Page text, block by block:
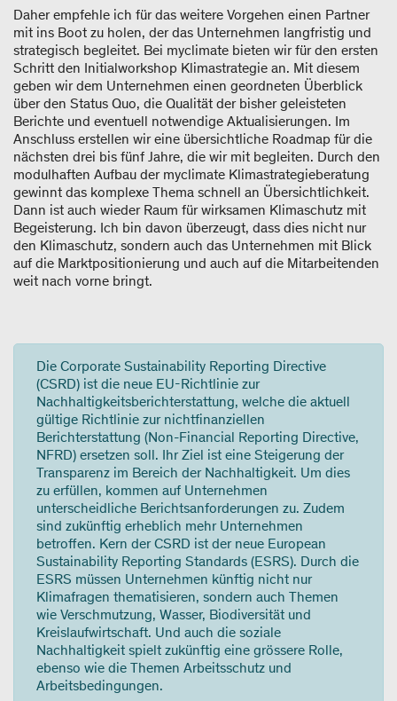
Daher empfehle ich für das weitere Vorgehen einen Partner
mit ins Boot zu holen, der das Unternehmen langfristig und
strategisch begleitet. Bei myclimate bieten wir für den ersten
Schritt den Initialworkshop Klimastrategie an. Mit diesem
geben wir dem Unternehmen einen geordneten Überblick
über den Status Quo, die Qualität der bisher geleisteten
Berichte und eventuell notwendige Aktualisierungen. Im
Anschluss erstellen wir eine übersichtliche Roadmap für die
nächsten drei bis fünf Jahre, die wir mit begleiten. Durch den
modulhaften Aufbau der myclimate Klimastrategieberatung
gewinnt das komplexe Thema schnell an Übersichtlichkeit.
Dann ist auch wieder Raum für wirksamen Klimaschutz mit
Begeisterung. Ich bin davon überzeugt, dass dies nicht nur
den Klimaschutz, sondern auch das Unternehmen mit Blick
auf die Marktpositionierung und auch auf die Mitarbeitenden
weit nach vorne bringt.
Die Corporate Sustainability Reporting Directive
(CSRD) ist die neue EU-Richtlinie zur
Nachhaltigkeitsberichterstattung, welche die aktuell
gültige Richtlinie zur nichtfinanziellen
Berichterstattung (Non-Financial Reporting Directive,
NFRD) ersetzen soll. Ihr Ziel ist eine Steigerung der
Transparenz im Bereich der Nachhaltigkeit. Um dies
zu erfüllen, kommen auf Unternehmen
unterscheidliche Berichtsanforderungen zu. Zudem
sind zukünftig erheblich mehr Unternehmen
betroffen. Kern der CSRD ist der neue European
Sustainability Reporting Standards (ESRS). Durch die
ESRS müssen Unternehmen künftig nicht nur
Klimafragen thematisieren, sondern auch Themen
wie Verschmutzung, Wasser, Biodiversität und
Kreislaufwirtschaft. Und auch die soziale
Nachhaltigkeit spielt zukünftig eine grössere Rolle,
ebenso wie die Themen Arbeitsschutz und
Arbeitsbedingungen.